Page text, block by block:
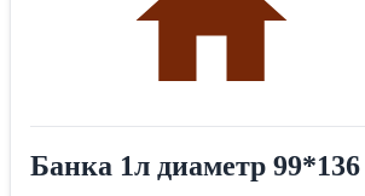
Банка 1л диаметр